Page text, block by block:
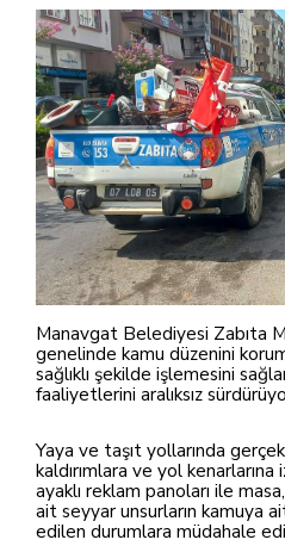
Manavgat Belediyesi Zabıta
genelinde kamu düzenini
sağlıklı şekilde işlemesini
faaliyetlerini aralıksız
Yaya ve taşıt yollarında
kaldırımlara ve yol
ayaklı reklam panoları ile
ait seyyar unsurların kamuya
edilen durumlara müdahale